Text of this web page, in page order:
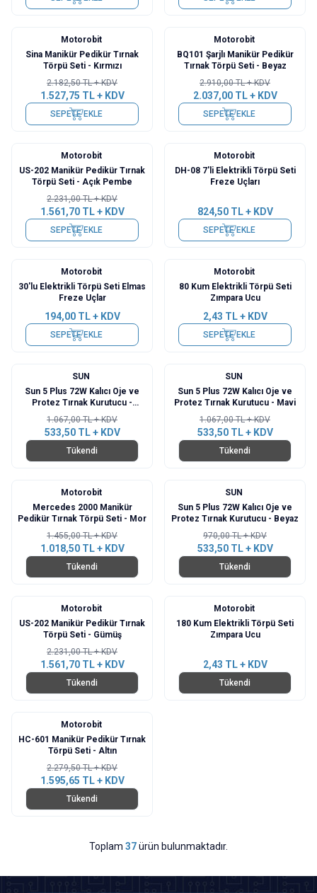
Motorobit
Sina Manikür Pedikür Tırnak
Törpü Seti - Kırmızı
2.182,50TL + KDV
1.527,75 TL + KDV
SEPETE EKLE
Motorobit
BQ101 Şarjlı Manikür Pedikür
Tırnak Törpü Seti - Beyaz
2.910,00TL + KDV
2.037,00TL + KDV
SEPETE EKLE
Motorobit
US-202 Manikür Pedikür Tırnak
Törpü Seti - Açık Pembe
2.231,00TL + KDV
1.561,70TL + KDV
SEPETE EKLE
Motorobit
DH-08 7'li Elektrikli Törpü Seti
Freze Uçları
824,50TL + KDV
SEPETE EKLE
Motorobit
30'lu Elektrikli Törpü Seti Elmas
Freze Uçlar
194,00TL + KDV
SEPETE EKLE
Motorobit
80 Kum Elektrikli Törpü Seti
Zımpara Ucu
2,43 TL + KDV
SEPETE EKLE
SUN
Sun 5 Plus 72W Kalıcı Oje ve
Protez Tırnak Kurutucu -
Gümüş
1.067,00TL + KDV
533,50TL + KDV
Tükendi
SUN
Sun 5 Plus 72W Kalıcı Oje ve
Protez Tırnak Kurutucu - Mavi
1.067,00TL + KDV
533,50TL + KDV
Tükendi
Motorobit
Mercedes 2000 Manikür
Pedikür Tırnak Törpü Seti - Mor
1.455,00TL + KDV
1.018,50TL + KDV
Tükendi
SUN
Sun 5 Plus 72W Kalıcı Oje ve
Protez Tırnak Kurutucu - Beyaz
970,00TL + KDV
533,50TL + KDV
Tükendi
Motorobit
US-202 Manikür Pedikür Tırnak
Törpü Seti - Gümüş
2.231,00TL + KDV
1.561,70TL + KDV
Tükendi
Motorobit
180 Kum Elektrikli Törpü Seti
Zımpara Ucu
2,43 TL + KDV
Tükendi
Motorobit
HC-601 Manikür Pedikür Tırnak
Törpü Seti - Altın
2.279,50TL + KDV
1.595,65 TL + KDV
Tükendi
Toplam 37ürün bulunmaktadır.